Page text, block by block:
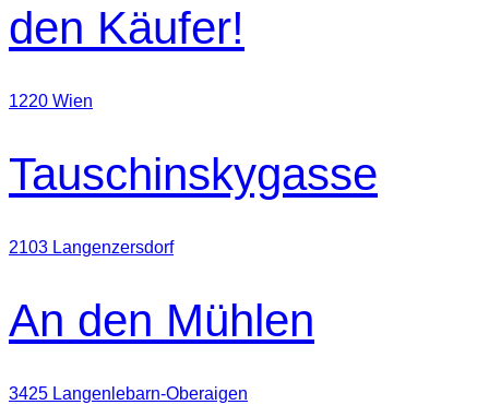
den Käufer!
1220 Wien
Tauschinskygasse
2103 Langenzersdorf
An den Mühlen
3425 Langenlebarn-Oberaigen